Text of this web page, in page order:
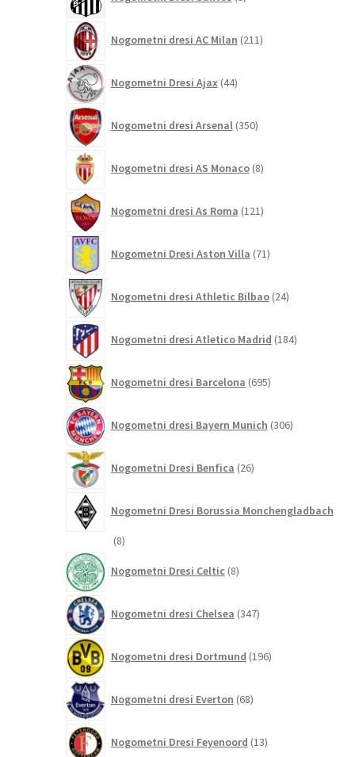
izdelkov
Nogometni dresi AC Milan 211izdelkov
Nogometni Dresi Ajax 44izdelkov
Nogometni dresi Arsenal 350izdelkov
Nogometni dresi AS Monaco 8izdelkov
Nogometni dresi As Roma 121izdelkov
Nogometni Dresi Aston Villa 71izdelkov
Nogometni dresi Athletic Bilbao 24izdelkov
Nogometni dresi Atletico Madrid 184izdelkov
Nogometni dresi Barcelona 695izdelkov
Nogometni dresi Bayern Munich 306izdelkov
Nogometni Dresi Benfica 26izdelkov
Nogometni Dresi Borussia Monchengladbach
88
Nogometni Dresi Celtic 8izdelkov
Nogometni dresi Chelsea 347izdelkov
Nogometni dresi Dortmund 196izdelkov
Nogometni dresi Everton 68izdelkov
Nogometni Dresi Feyenoord 13izdelkov